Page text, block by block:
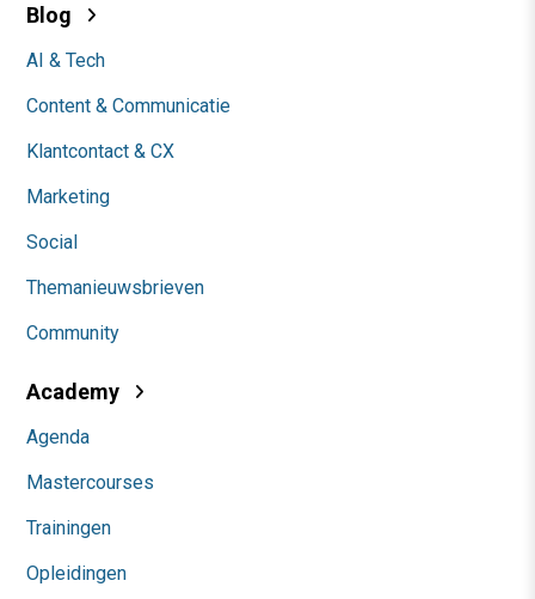
Blog
AI & Tech
Content & Communicatie
Klantcontact & CX
Marketing
Social
Themanieuwsbrieven
Community
Academy
Agenda
Mastercourses
Trainingen
Opleidingen